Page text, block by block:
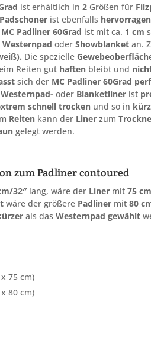
ist erhältlich in2 Größen für
Padschoner ist ebenfalls
MC Padliner 60Grad ist mit ca. 1 cm
Westernpad oderShowblanket an.
Die spezielle
Reiten gut haften bleibt und
sich der MC Padliner 60Grad
Westernpad- oder Blanketliner ist
schnell trocken und so in
Reiten kann der Liner zum
gelegt werden.
zum Padliner contoured
32″lang, wäre der Liner mit75
wäre der größere Padliner mit80
als dasWesternpad gewählt
75 cm)
80 cm)